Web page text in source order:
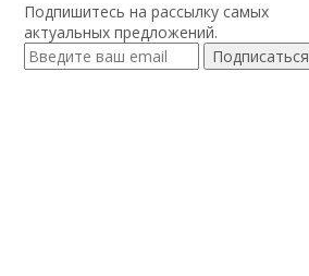
Подпишитесь на рассылку самых
актуальных предложений.
Подписаться